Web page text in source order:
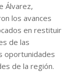
Álvarez,
los avances
en restituir
de las
oportunidades
de la región.